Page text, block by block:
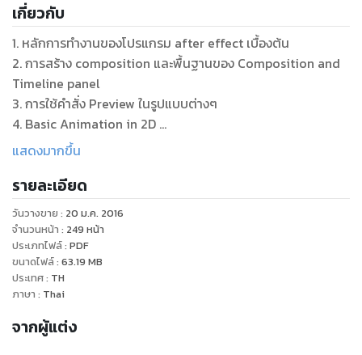
เกี่ยวกับ
1. หลักการทำงานของโปรแกรม after effect เบื้องต้น
2. การสร้าง composition และพื้นฐานของ Composition and
Timeline panel
3. การใช้คำสั่ง Preview ในรูปแบบต่างๆ
4. Basic Animation in 2D
5. Keyframe Velocity
7. หลักการทำงานของ Layer
8. การจัดการ Trimming Layers
9. Motion blur, Blending mode and Pre-compose
10. การทำ Masking
11. Track Mattes
12. การใช้ Effects เพื่อเพิ่มลูกเล่นให้กับวีดีโอ
14. การใส่ตัวหนังสือลงในโปรแกรม
แสดงมากขึ้น
รายละเอียด
วันวางขาย : 20 ม.ค. 2016
จำนวนหน้า : 249 หน้า
ประเภทไฟล์: PDF
ขนาดไฟล์: 63.19 MB
ประเทศ: TH
ภาษา : Thai
จากผู้แต่ง